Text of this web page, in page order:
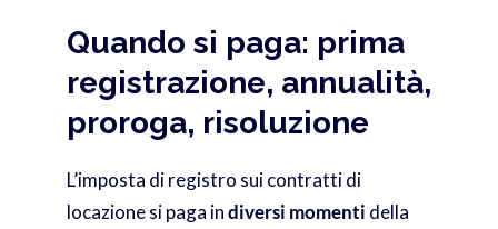
Quando si paga: prima
registrazione, annualità,
proroga, risoluzione
L’imposta di registro sui contratti di
locazione si paga indiversi momenti della